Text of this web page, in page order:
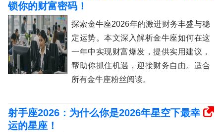
锁你的财富密码！
探索金牛座2026年的激进财务丰盛与稳
定运势。本文深入解析金牛座如何在这
一年中实现财富爆发，提供实用建议，
帮助你抓住机遇，迎接财务自由。适合
所有金牛座粉丝阅读。
射手座2026：为什么你是2026年星空下最幸
运的星座！